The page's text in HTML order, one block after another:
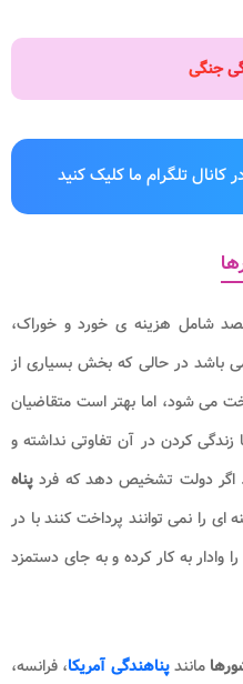
جنگی
تلگرام ما کلیک کنید
شامل هزینه ی خورد و خوراک،
باشد در حالی که بخش بسیاری از
می شود، اما بهتر است متقاضیان
زندگی کردن در آن تفاوتی نداشته و
اگر دولت تشخیص دهد که فرد پناه
را نمی توانند پرداخت کنند با در
وادار به کار کرده و به جای دستمزد
مانندپناهندگی آمریکا، فرانسه،